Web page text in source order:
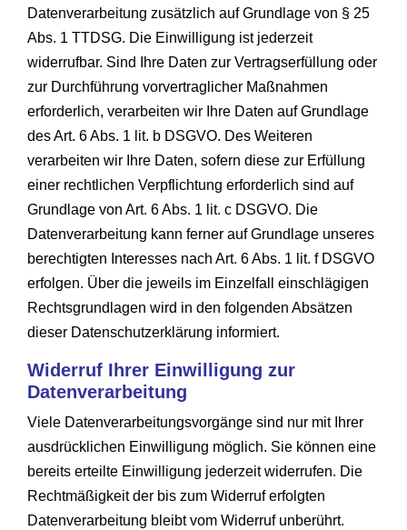
Datenverarbeitung zusätzlich auf Grundlage von § 25
Abs. 1 TTDSG. Die Einwilligung ist jederzeit
widerrufbar. Sind Ihre Daten zur Vertragserfüllung oder
zur Durchführung vorvertraglicher Maßnahmen
erforderlich, verarbeiten wir Ihre Daten auf Grundlage
des Art. 6 Abs. 1 lit. b DSGVO. Des Weiteren
verarbeiten wir Ihre Daten, sofern diese zur Erfüllung
einer rechtlichen Verpflichtung erforderlich sind auf
Grundlage von Art. 6 Abs. 1 lit. c DSGVO. Die
Datenverarbeitung kann ferner auf Grundlage unseres
berechtigten Interesses nach Art. 6 Abs. 1 lit. f DSGVO
erfolgen. Über die jeweils im Einzelfall einschlägigen
Rechtsgrundlagen wird in den folgenden Absätzen
dieser Datenschutzerklärung informiert.
Widerruf Ihrer Einwilligung zur
Datenverarbeitung
Viele Datenverarbeitungsvorgänge sind nur mit Ihrer
ausdrücklichen Einwilligung möglich. Sie können eine
bereits erteilte Einwilligung jederzeit widerrufen. Die
Rechtmäßigkeit der bis zum Widerruf erfolgten
Datenverarbeitung bleibt vom Widerruf unberührt.